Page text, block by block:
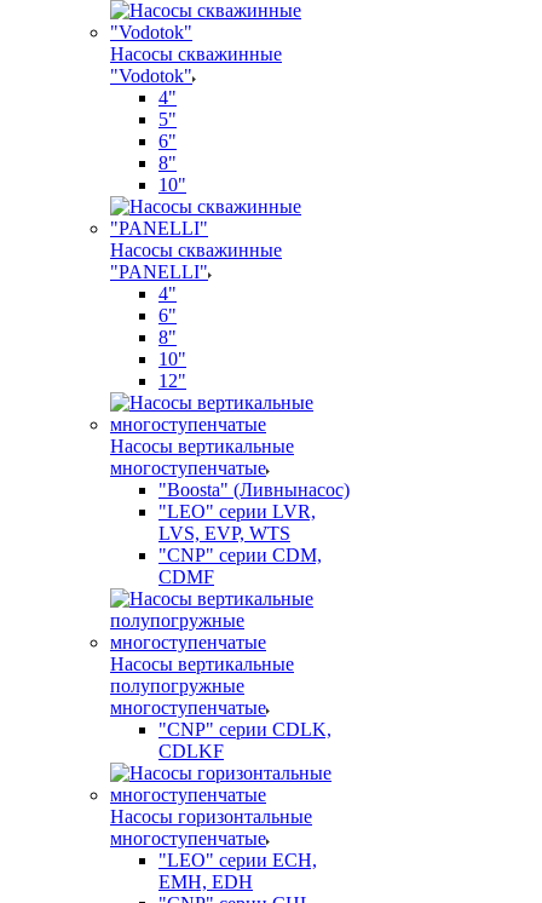
Насосы скважинные
"Vodotok"
4"
5"
6"
8"
10"
Насосы скважинные
"PANELLI"
4"
6"
8"
10"
12"
Насосы вертикальные
многоступенчатые
"Boosta" (Ливнынасос)
"LEO" серии LVR,
LVS, EVP, WTS
"CNP" серии CDM,
CDMF
Насосы вертикальные
полупогружные
многоступенчатые
"CNP" серии CDLK,
CDLKF
Насосы горизонтальные
многоступенчатые
"LEO" серии ECH,
EMH, EDH